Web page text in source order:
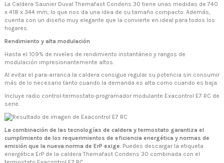
La Caldera Saunier Duval Themafast Condens 30 tiene unas medidas de 740
x 418 x 344 mm, lo que nos da una idea de su tamaño compacto. Además,
cuenta con un diseño muy elegante que la convierte en ideal para todos los
hogares.
Rendimiento y alta modulación
Hasta el 109% de niveles de rendimiento instantáneo y rangos de
modulación impresionantemente altos.
Al evitar el para-arranca la caldera consigue regular su potencia sin consumir
más de lo necesario tanto cuando la demanda es alta como cuando es baja.
Incluye radio control-termostato-programador modulante Exacontrol E7 RC de
serie.
La combinación de las tecnologías de caldera y termostato garantiza el
cumplimiento de los requerimientos de eficiencia energética y normas de
emisión que la nueva norma de ErP exige. Puedes descargar la etiqueta
energética ErP de la caldera Themafast Condens 30 combinada con el